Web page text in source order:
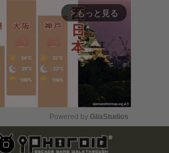
arrow_forward_ios もっと見る
Mute
Powered by GliaStudios